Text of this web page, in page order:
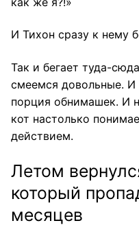
И Тихон сразу к нему
Так и бегает туда-
смеемся довольные. И
порция обнимашек. И
кот настолько
действием.
Летом
который
месяцев